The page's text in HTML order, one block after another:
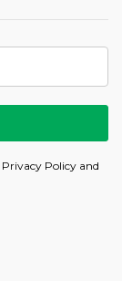
Privacy Policy and